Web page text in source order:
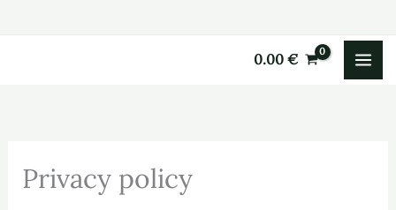
0.00€
Privacy policy